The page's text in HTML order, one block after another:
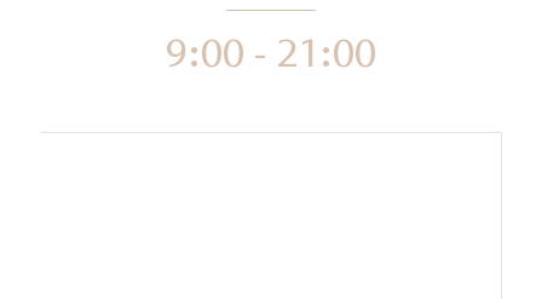
9:00 - 21:00